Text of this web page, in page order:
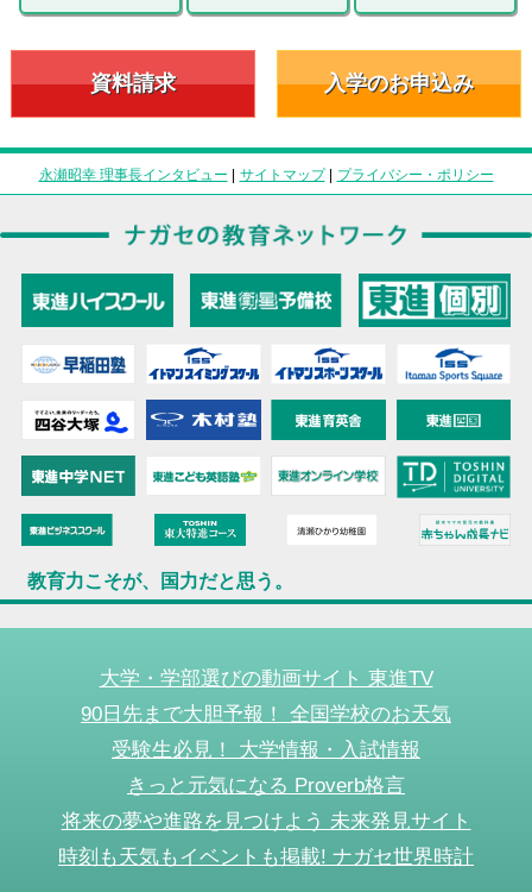
資料請求 入学のお申込み
永瀬昭幸 理事長インタビュー | サイトマップ| プライバシー・ポリシー
教育力こそが、国力だと思う。
大学・学部選びの動画サイト 東進TV
90日先まで大胆予報！ 全国学校のお天気
受験生必見！ 大学情報・入試情報
きっと元気になる Proverb格言
将来の夢や進路を見つけよう 未来発見サイト
時刻も天気もイベントも掲載! ナガセ世界時計